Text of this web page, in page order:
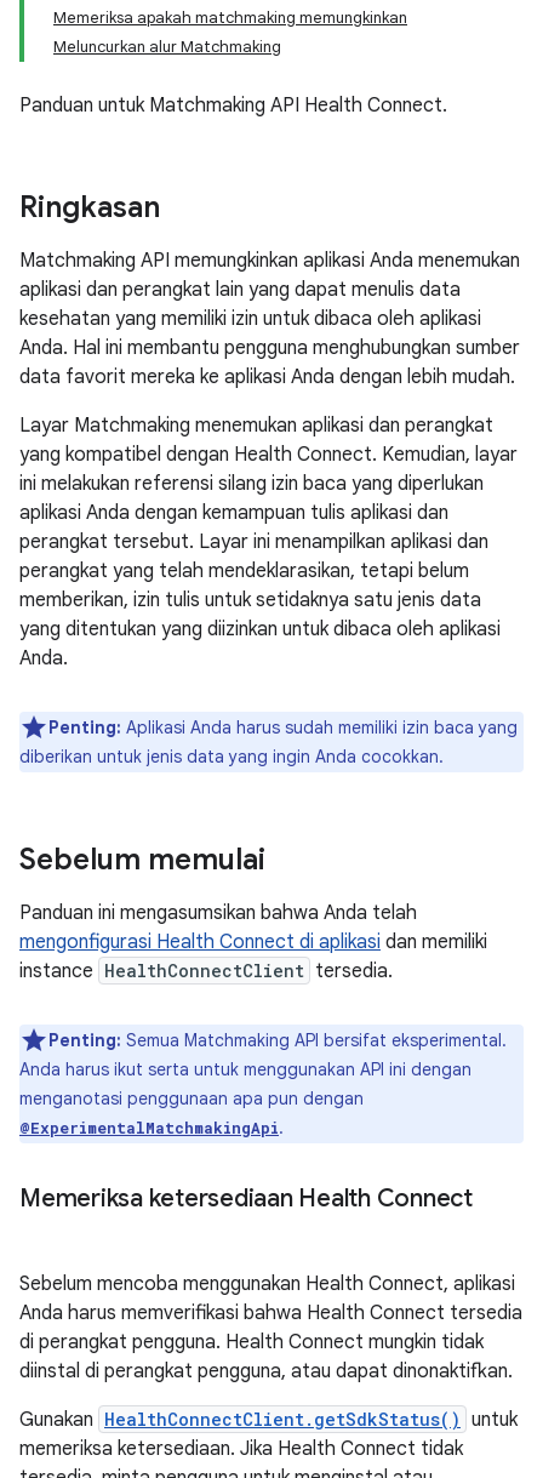
Memeriksa apakah matchmaking memungkinkan
Meluncurkan alur Matchmaking
Panduan untuk Matchmaking API Health Connect.
Ringkasan
Matchmaking API memungkinkan aplikasi Anda menemukan
aplikasi dan perangkat lain yang dapat menulis data
kesehatan yang memiliki izin untuk dibaca oleh aplikasi
Anda. Hal ini membantu pengguna menghubungkan sumber
data favorit mereka ke aplikasi Anda dengan lebih mudah.
Layar Matchmaking menemukan aplikasi dan perangkat
yang kompatibel dengan Health Connect. Kemudian, layar
ini melakukan referensi silang izin baca yang diperlukan
aplikasi Anda dengan kemampuan tulis aplikasi dan
perangkat tersebut. Layar ini menampilkan aplikasi dan
perangkat yang telah mendeklarasikan, tetapi belum
memberikan, izin tulis untuk setidaknya satu jenis data
yang ditentukan yang diizinkan untuk dibaca oleh aplikasi
Anda.
Penting: Aplikasi Anda harus sudah memiliki izin baca yang
diberikan untuk jenis data yang ingin Anda cocokkan.
Sebelum memulai
Panduan ini mengasumsikan bahwa Anda telah
mengonfigurasi Health Connect di aplikasi dan memiliki
instance HealthConnectClient tersedia.
Penting: Semua Matchmaking API bersifat eksperimental.
Anda harus ikut serta untuk menggunakan API ini dengan
menganotasi penggunaan apa pun dengan
@ExperimentalMatchmakingApi.
Memeriksa ketersediaan Health Connect
Sebelum mencoba menggunakan Health Connect, aplikasi
Anda harus memverifikasi bahwa Health Connect tersedia
di perangkat pengguna. Health Connect mungkin tidak
diinstal di perangkat pengguna, atau dapat dinonaktifkan.
Gunakan HealthConnectClient.getSdkStatus() untuk
memeriksa ketersediaan. Jika Health Connect tidak